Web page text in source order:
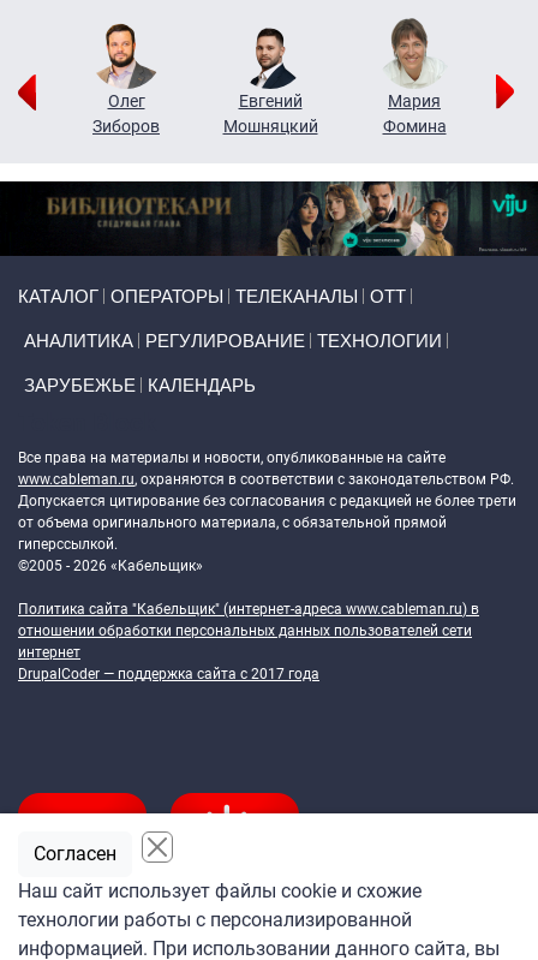
Олег
Зиборов
Евгений
Мошняцкий
Мария
Фомина
КАТАЛОГ ОПЕРАТОРЫ ТЕЛЕКАНАЛЫ ОТТ
АНАЛИТИКА РЕГУЛИРОВАНИЕ ТЕХНОЛОГИИ
ЗАРУБЕЖЬЕ КАЛЕНДАРЬ
Все права на материалы и новости, опубликованные на сайте
www.cableman.ru, охраняются в соответствии с законодательством РФ.
Допускается цитирование без согласования с редакцией не более трети
от объема оригинального материала, с обязательной прямой
гиперссылкой.
©2005 - 2026 «Кабельщик»
Политика сайта "Кабельщик" (интернет-адреса www.cableman.ru) в
отношении обработки персональных данных пользователей сети
интернет
DrupalCoder — поддержка сайта c 2017 года
Подпишитесь
Наш сайт использует файлы cookie и схожие
технологии работы с персонализированной
информацией. При использовании данного сайта, вы
Согласен